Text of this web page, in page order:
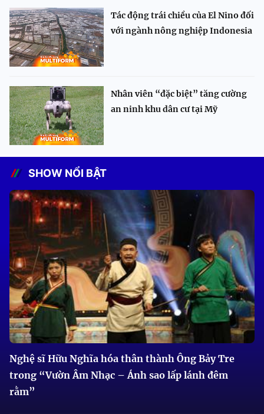
Tác động trái chiều của El Nino đối
với ngành nông nghiệp Indonesia
Nhân viên “đặc biệt” tăng cường
an ninh khu dân cư tại Mỹ
SHOW NỔI BẬT
Nghệ sĩ Hữu Nghĩa hóa thân thành Ông Bảy Tre
trong “Vườn Âm Nhạc – Ánh sao lấp lánh đêm
rằm”